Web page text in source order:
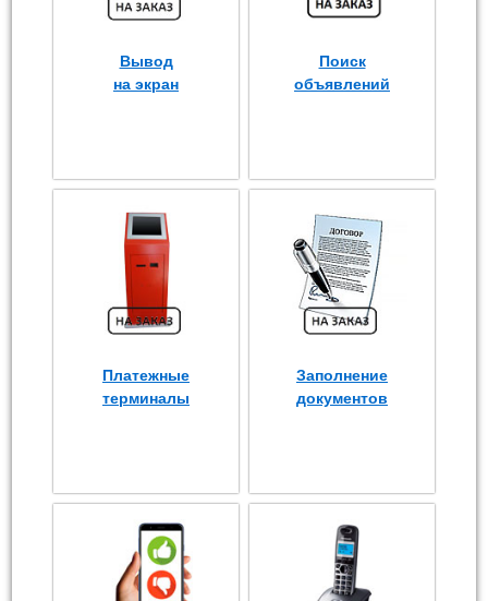
Вывод
на экран
Поиск
объявлений
Платежные
терминалы
Заполнение
документов